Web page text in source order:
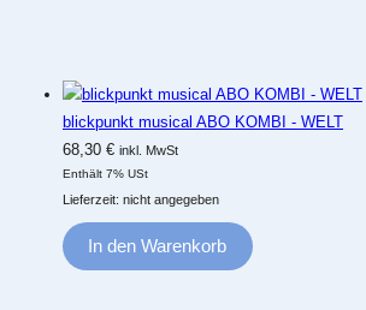
blickpunkt musical ABO KOMBI - WELT
68,30 € inkl. MwSt
Enthält 7% USt
Lieferzeit: nicht angegeben
In den Warenkorb